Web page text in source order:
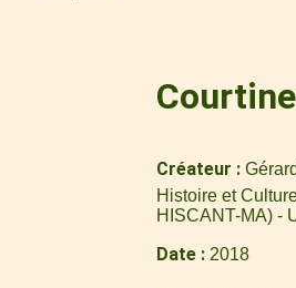
Créateur
Histoire et
HISCANT-MA) -
Date 2018